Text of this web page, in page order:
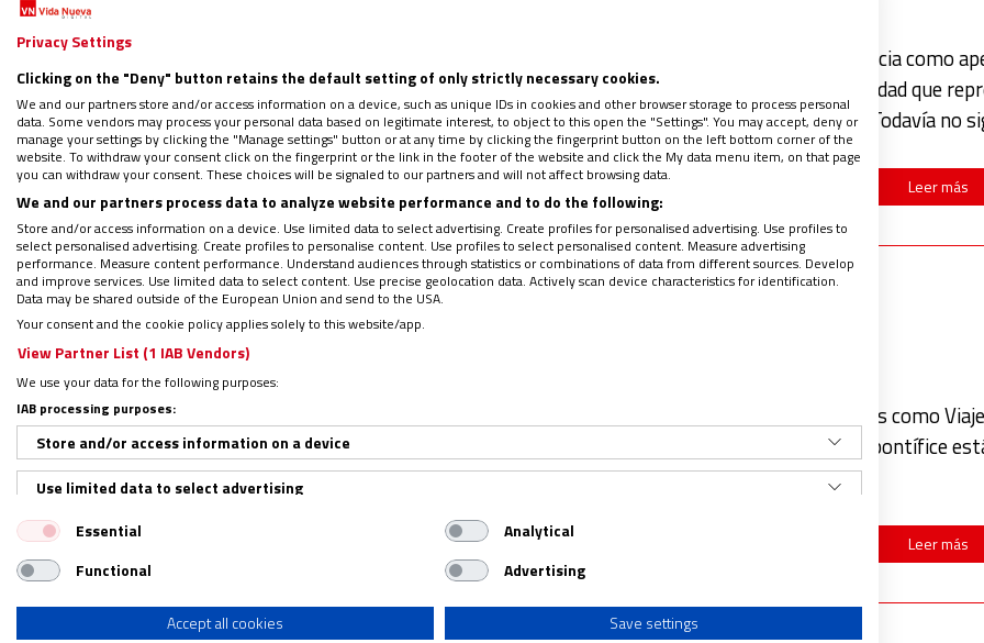
El viaje del papa León XIV prometía ser un despliegue de comunión, de unidad en la diferencia como
el propio pontífice en el Bernabéu. Un lienzo único pintado con los colores de la universalidad que
la cruz luminosa de la Sagrada Familia como aglutinante e invitación a “alzar la mirada”. ¿Todavía no
Leer más
¿El Papa ha visitado Madrid o la capital de España?
porMATEO GONZÁLEZ ALONSO
El Vaticano define oficialmente la visita del papa León XIV que estamos viviendo estos días como Viaje
apostólico a España. Pero, en esta primera etapa madrileña, puede surgir la duda de si el pontífice
Madrid por ser la capital de España o por el papel de la propia Iglesia local en sí. Desde…
Leer más
Privacy Settings
Clicking on the "Deny" button retains the default setting of only strictly necessary cookies.
We and our partners store and/or access information on a device, such as unique IDs in cookies and other browser storage to process personal
data. Some vendors may process your personal data based on legitimate interest, to object to this open the "Settings". You may accept, deny or
manage your settings by clicking the "Manage settings" button or at any time by clicking the fingerprint button on the left bottom corner of the
website. To withdraw your consent click on the fingerprint or the link in the footer of the website and click the My data menu item, on that page
you can withdraw your consent. These choices will be signaled to our partners and will not affect browsing data.
We and our partners process data to analyze website performance and to do the following:
Store and/or access information on a device. Use limited data to select advertising. Create profiles for personalised advertising. Use profiles to
select personalised advertising. Create profiles to personalise content. Use profiles to select personalised content. Measure advertising
performance. Measure content performance. Understand audiences through statistics or combinations of data from different sources. Develop
and improve services. Use limited data to select content. Use precise geolocation data. Actively scan device characteristics for identification.
Data may be shared outside of the European Union and send to the USA.
Your consent and the cookie policy applies solely to this website/app.
View Partner List (1 IAB Vendors)
We use your data for the following purposes:
IAB processing purposes:
Store and/or access information on a device
Use limited data to select advertising
Create profiles for personalised advertising
Use profiles to select personalised advertising
Create profiles to personalise content
Essential
Analytical
Functional
Advertising
Accept all cookies
Save settings